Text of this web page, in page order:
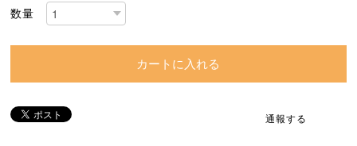
数量
カートに入れる
通報する